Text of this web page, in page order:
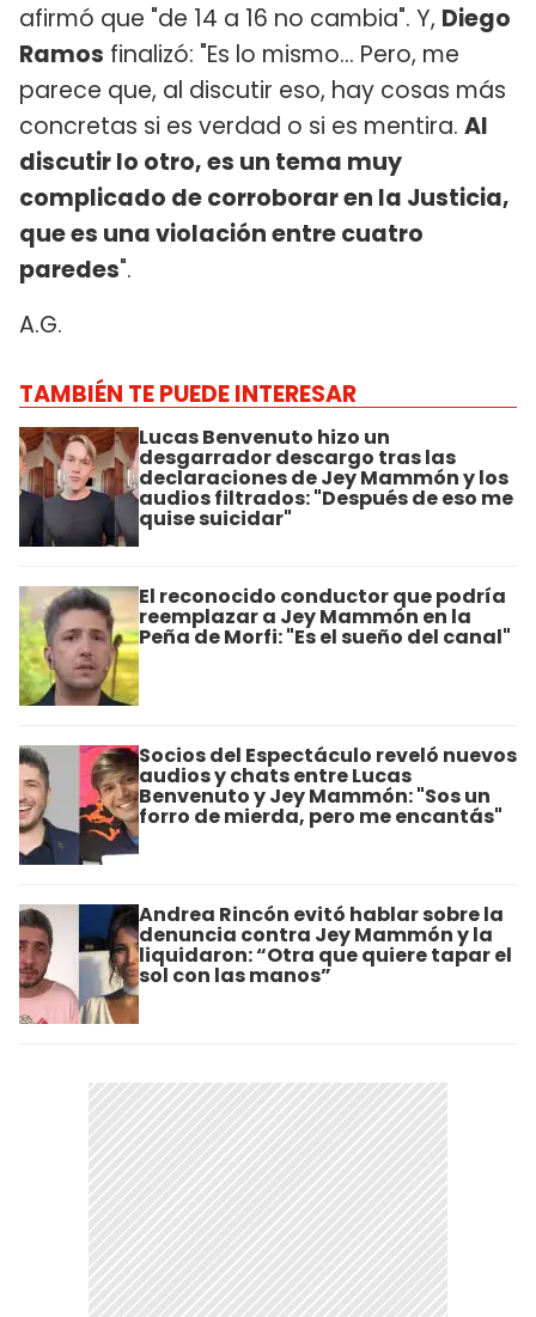
afirmó que "de 14 a 16 no cambia". Y, Diego
Ramos finalizó: "Es lo mismo... Pero, me
parece que, al discutir eso, hay cosas más
concretas si es verdad o si es mentira. Al
discutir lo otro, es un tema muy
complicado de corroborar en la Justicia,
que es una violación entre cuatro
paredes".
A.G.
TAMBIÉN TE PUEDE INTERESAR
Lucas Benvenuto hizo un
desgarrador descargo tras las
declaraciones de Jey Mammón y los
audios filtrados: "Después de eso me
quise suicidar"
El reconocido conductor que podría
reemplazar a Jey Mammón en la
Peña de Morfi: "Es el sueño del canal"
Socios del Espectáculo reveló nuevos
audios y chats entre Lucas
Benvenuto y Jey Mammón: "Sos un
forro de mierda, pero me encantás"
Andrea Rincón evitó hablar sobre la
denuncia contra Jey Mammón y la
liquidaron: “Otra que quiere tapar el
sol con las manos”